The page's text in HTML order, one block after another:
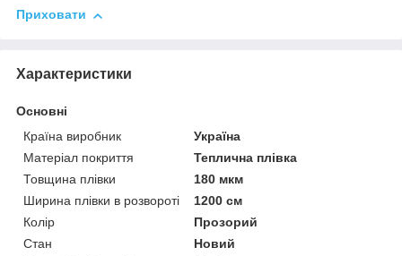
Приховати
Характеристики
Основні
Країна виробник
Україна
Матеріал покриття
Теплична плівка
Товщина плівки
180 мкм
Ширина плівки в розвороті
1200 см
Колір
Прозорий
Стан
Новий